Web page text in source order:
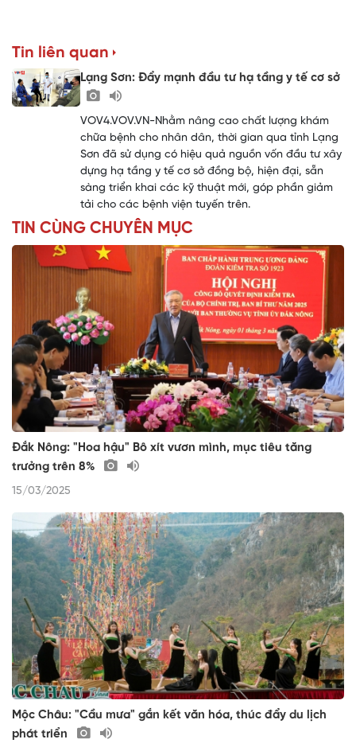
Tin liên quan
Lạng Sơn: Đẩy mạnh đầu tư hạ tầng y tế cơ sở
VOV4.VOV.VN-Nhằm nâng cao chất lượng khám
chữa bệnh cho nhân dân, thời gian qua tỉnh Lạng
Sơn đã sử dụng có hiệu quả nguồn vốn đầu tư xây
dựng hạ tầng y tế cơ sở đồng bộ, hiện đại, sẵn
sàng triển khai các kỹ thuật mới, góp phần giảm
tải cho các bệnh viện tuyến trên.
TIN CÙNG CHUYÊN MỤC
Đắk Nông: "Hoa hậu" Bô xít vươn mình, mục tiêu tăng
trưởng trên 8%
15/03/2025
Mộc Châu: "Cầu mưa" gắn kết văn hóa, thúc đẩy du lịch
phát triển